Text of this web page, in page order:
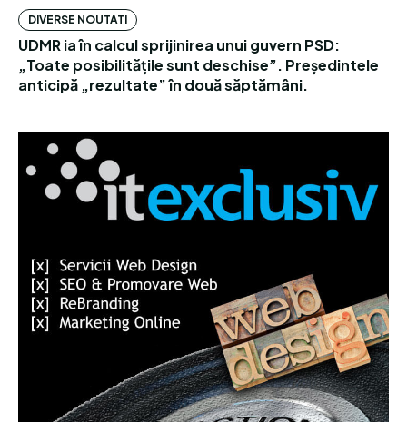
DIVERSE NOUTATI
UDMR ia în calcul sprijinirea unui guvern PSD:
„Toate posibilitățile sunt deschise”. Președintele
anticipă „rezultate” în două săptămâni.